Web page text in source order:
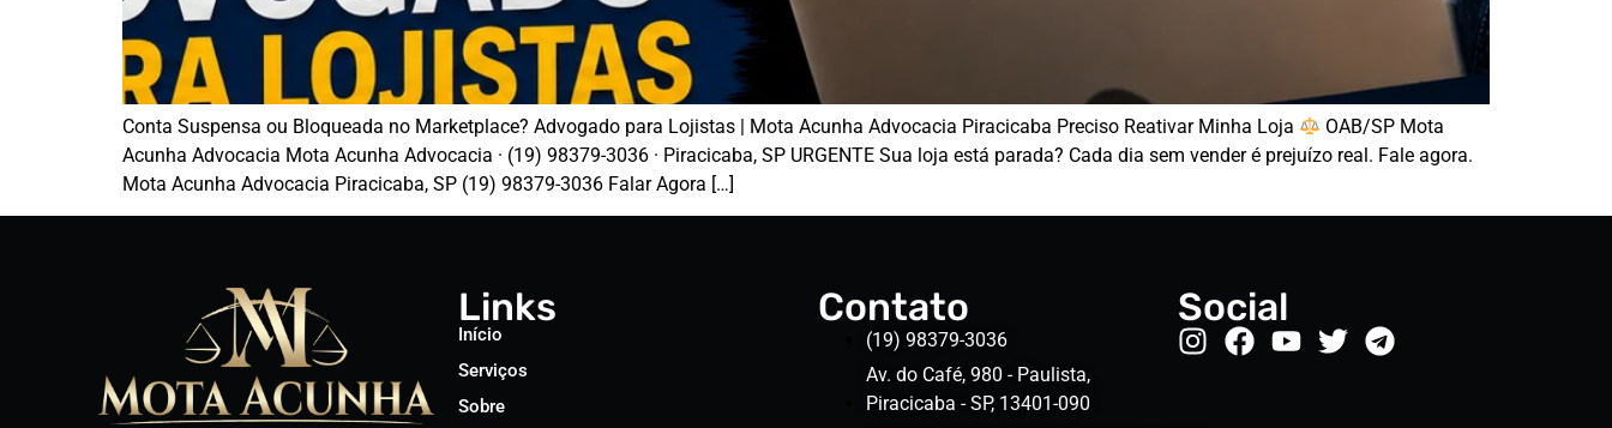
Conta Suspensa ou Bloqueada no Marketplace? Advogado para Lojistas | Mota Acunha Advocacia Piracicaba Preciso Reativar Minha Loja
OAB/SP Mota
Acunha Advocacia Mota Acunha Advocacia · (19) 98379-3036 · Piracicaba, SP URGENTE Sua loja está parada? Cada dia sem vender é prejuízo real. Fale agora.
Mota Acunha Advocacia Piracicaba, SP (19) 98379-3036 Falar Agora […]
Links
Início
Serviços
Sobre
Contato
(19) 98379-3036
Av. do Café, 980 - Paulista,
Piracicaba - SP, 13401-090
Social